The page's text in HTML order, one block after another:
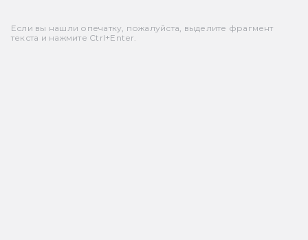
Если вы нашли опечатку, пожалуйста, выделите фрагмент
текста и нажмите Ctrl+Enter.